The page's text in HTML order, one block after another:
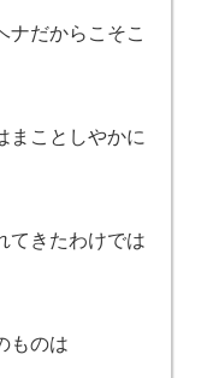
ナだからこそこ
まことしやかに
てきたわけでは
ものは